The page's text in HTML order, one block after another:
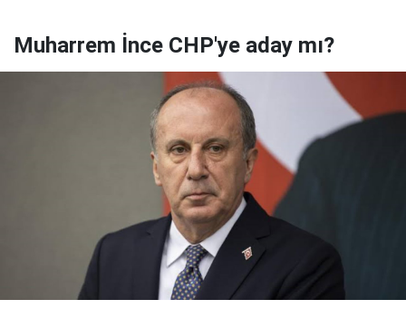
Muharrem İnce CHP'ye aday mı?